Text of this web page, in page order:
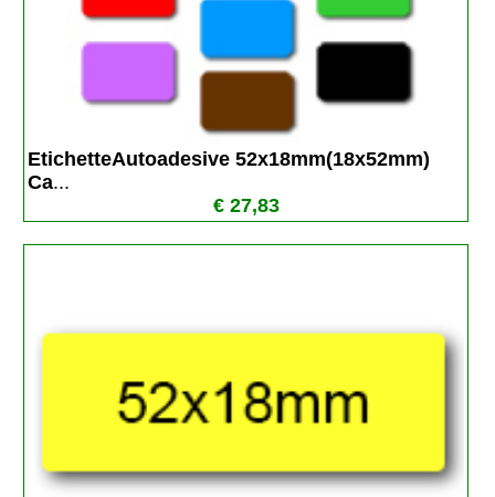
EtichetteAutoadesive 52x18mm(18x52mm)
Ca...
€ 27,83